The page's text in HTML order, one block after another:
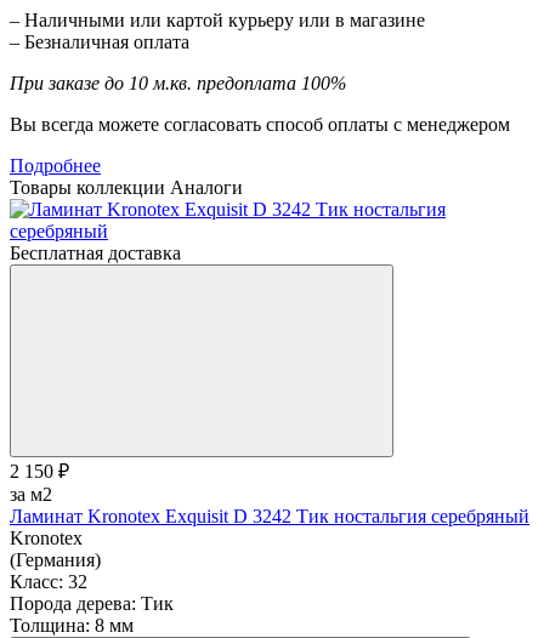
– Наличными или картой курьеру или в магазине
– Безналичная оплата
При заказе до 10 м.кв. предоплата 100%
Вы всегда можете согласовать способ оплаты с менеджером
Подробнее
Товары коллекции Аналоги
Бесплатная доставка
2 150 ₽
за м2
Ламинат Kronotex Exquisit D 3242 Тик ностальгия серебряный
Kronotex
(Германия)
Класс: 32
Порода дерева: Тик
Толщина: 8 мм